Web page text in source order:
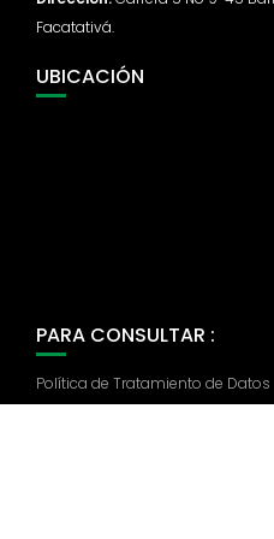
Facatativá.
UBICACIÓN
PARA CONSULTAR :
Política de Tratamiento de Datos